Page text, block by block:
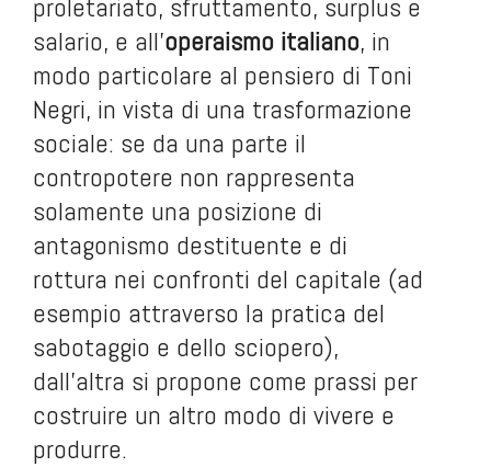
proletariato, sfruttamento, surplus e
salario, e all’operaismo italiano, in
modo particolare al pensiero di Toni
Negri, in vista di una trasformazione
sociale: se da una parte il
contropotere non rappresenta
solamente una posizione di
antagonismo destituente e di
rottura nei confronti del capitale (ad
esempio attraverso la pratica del
sabotaggio e dello sciopero),
dall’altra si propone come prassi per
costruire un altro modo di vivere e
produrre.